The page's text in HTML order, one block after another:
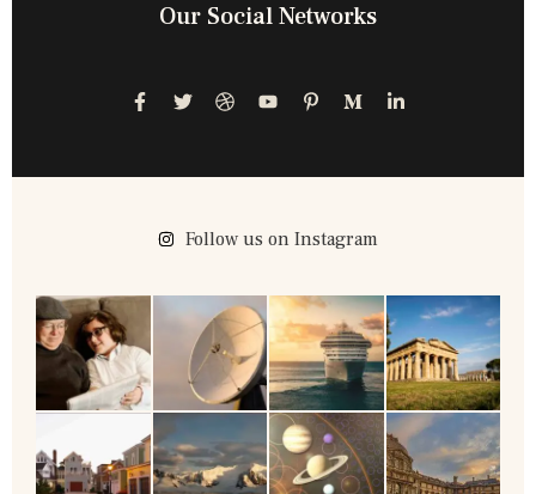
Our Social Networks
Follow us on Instagram